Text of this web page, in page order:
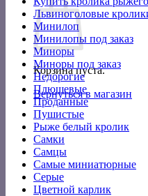
Корзина пуста.
Вернуться в магазин
Львиноголовые
Минилоп
Минилопы под заказ
Миноры
Миноры под заказ
Недорогие
Плюшевые
Проданные
Пушистые
Рыже белый кролик
Самки
Самцы
Самые миниатюрные
Серые
Цветной карлик